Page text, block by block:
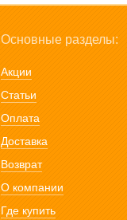
Основные разделы:
Акции
Статьи
Оплата
Доставка
Возврат
О компании
Где купить